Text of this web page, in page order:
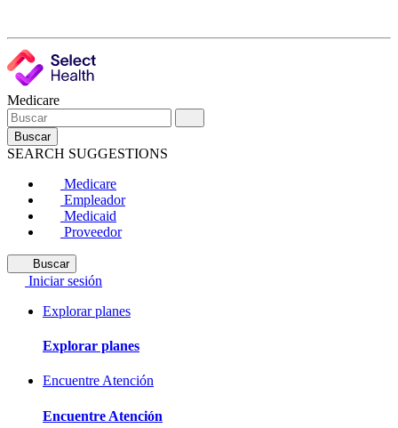
Medicare
Buscar
SEARCH SUGGESTIONS
Medicare
Empleador
Medicaid
Proveedor
Buscar
Iniciar sesión
Explorar planes
Explorar planes
Encuentre Atención
Encuentre Atención